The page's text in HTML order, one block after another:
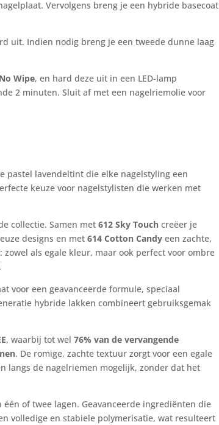
Vervolgens breng je een hybride basecoat
uit. Indien nodig breng je een tweede dunne laag
Wipe, en hard deze uit in een LED-lamp
2 minuten. Sluit af met een nagelriemolie voor
pastel lavendeltint die elke nagelstyling een
keuze voor nagelstylisten die werken met
collectie. Samen met612 Sky Touch creëer je
designs en met614 Cotton Candy een zachte,
als egale kleur, maar ook perfect voor ombre
voor een geavanceerde formule, speciaal
hybride lakken combineert gebruiksgemak
, waarbij tot wel76% van de vervangende
. De romige, zachte textuur zorgt voor een egale
langs de nagelriemen mogelijk, zonder dat het
of twee lagen. Geavanceerde ingrediënten die
volledige en stabiele polymerisatie, wat resulteert